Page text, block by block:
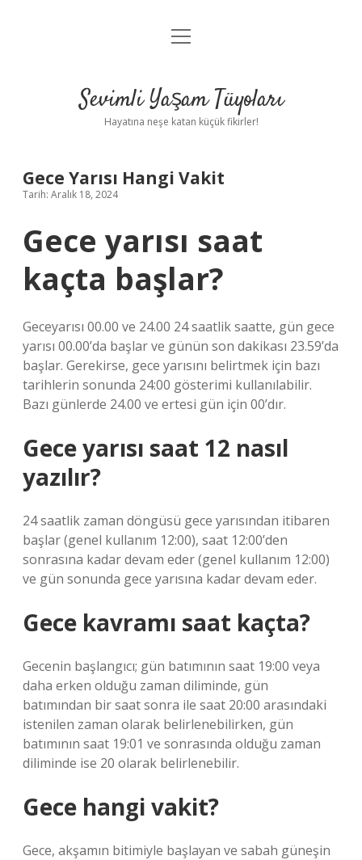
Anasayfa
Yasal Uyarı
menüyü
Sevimli Yaşam Tüyoları
Hayatına neşe katan küçük fikirler!
Gece Yarısı Hangi Vakit
Tarih: Aralık 18, 2024
Gece yarısı saat
kaçta başlar?
Geceyarısı 00.00 ve 24.00 24 saatlik saatte, gün gece
yarısı 00.00’da başlar ve günün son dakikası 23.59’da
başlar. Gerekirse, gece yarısını belirtmek için bazı
tarihlerin sonunda 24:00 gösterimi kullanılabilir.
Bazı günlerde 24.00 ve ertesi gün için 00’dır.
Gece yarısı saat 12 nasıl
yazılır?
24 saatlik zaman döngüsü gece yarısından itibaren
başlar (genel kullanım 12:00), saat 12:00’den
sonrasına kadar devam eder (genel kullanım 12:00)
ve gün sonunda gece yarısına kadar devam eder.
Gece kavramı saat kaçta?
Gecenin başlangıcı; gün batımının saat 19:00 veya
daha erken olduğu zaman diliminde, gün
batımından bir saat sonra ile saat 20:00 arasındaki
istenilen zaman olarak belirlenebilirken, gün
batımının saat 19:01 ve sonrasında olduğu zaman
diliminde ise 20 olarak belirlenebilir.
Gece hangi vakit?
Gece, akşamın bitimiyle başlayan ve sabah güneşin